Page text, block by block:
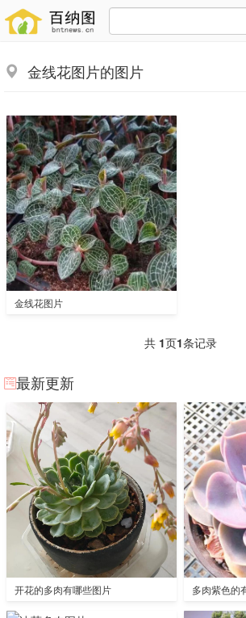
金线花图片的图片
金线花图片
共 1页1条记录
最新更新
开花的多肉有哪些图片 多肉紫色的